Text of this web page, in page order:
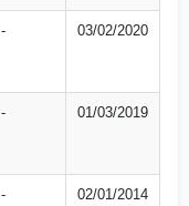
- 03/02/2020
- 01/03/2019
- 02/01/2014